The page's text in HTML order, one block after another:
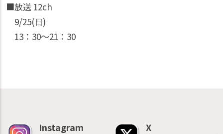
■放送 12ch
9/25(日)
13：30〜21：30
Instagram X